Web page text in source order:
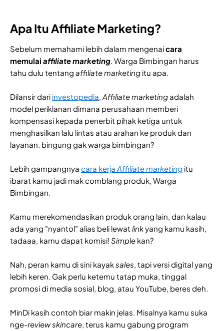
Apa Itu Affiliate Marketing?
Sebelum memahami lebih dalam mengenaicara
memulai affiliate marketing. Warga Bimbingan harus
tahu dulu tentang affiliate marketing itu apa.
Dilansir dari investopedia, Affiliate marketingadalah
model periklanan dimana perusahaan memberi
kompensasi kepada penerbit pihak ketiga untuk
menghasilkan lalu lintas atau arahan ke produk dan
layanan. bingung gak warga bimbingan?
Lebih gampangnya cara kerja Affiliate marketing itu
ibarat kamu jadi mak comblang produk, Warga
Bimbingan.
Kamu merekomendasikan produk orang lain, dan kalau
ada yang "nyantol" alias beli lewat linkyang kamu kasih,
tadaaa, kamu dapat komisi! Simple kan?
Nah, peran kamu di sini kayaksales, tapi versi digital yang
lebih keren. Gak perlu ketemu tatap muka, tinggal
promosi di media sosial, blog, atau YouTube, beres deh.
MinDi kasih contoh biar makin jelas. Misalnya kamu suka
nge-review skincare, terus kamu gabung program